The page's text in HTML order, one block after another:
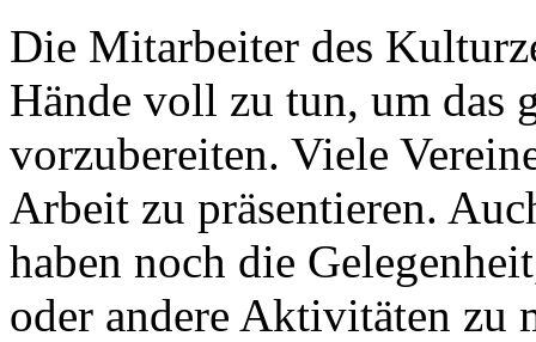
Die Mitarbeiter des
Hände voll zu tun, um das
vorzubereiten. Viele
Arbeit zu präsentieren.
haben noch die
oder andere Aktivitäten zu